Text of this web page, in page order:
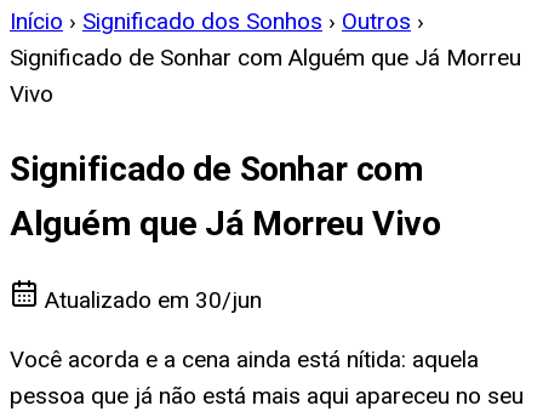
Início › Significado dos Sonhos › Outros ›
Significado de Sonhar com Alguém que Já Morreu
Vivo
Significado de Sonhar com
Alguém que Já Morreu Vivo
Atualizado em 30/jun
Você acorda e a cena ainda está nítida: aquela
pessoa que já não está mais aqui apareceu no seu